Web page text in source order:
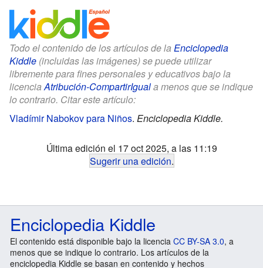
Todo el contenido de los artículos de la Enciclopedia
Kiddle (incluidas las imágenes) se puede utilizar
libremente para fines personales y educativos bajo la
licenciaAtribución-CompartirIguala menos que se indique
lo contrario. Citar este artículo:
Vladímir Nabokov para Niños. Enciclopedia Kiddle.
Última edición el 17 oct 2025, a las 11:19
Sugerir una edición.
Enciclopedia Kiddle
El contenido está disponible bajo la licencia CC BY-SA 3.0, a
menos que se indique lo contrario. Los artículos de la
enciclopedia Kiddle se basan en contenido y hechos